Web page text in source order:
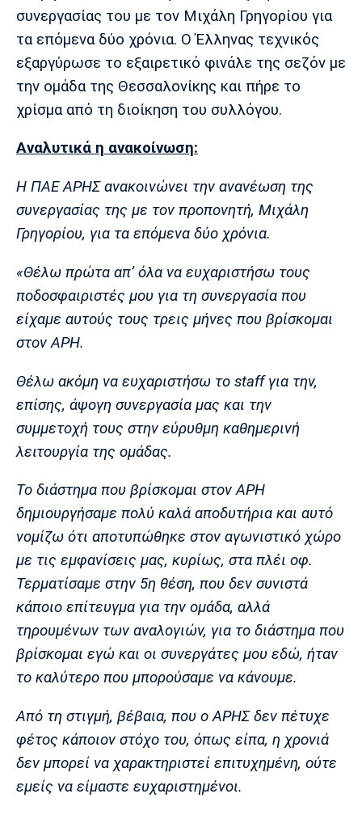
Πολιτισμός
Τραγούδια
Cine Spot
Running
Παρασκήνιο
Πρόγραμμα TV
Ιωνικός Κηφισιά Πανσερραϊκός
Μπαρτσελόνα
Μαδρίτης
Ατλέτικο
Μαδρίτης
Μάντσεστερ
Γιουνάιτεντ
Τσέλσι Άρσεναλ
Σίτι
Ίντερ
Μπορούσια
Ντόρτμουντ
Παρί Σεν
Ζερμέν
Μαρσέιγ
Μονακό
Ερυθρός
Αστέρας
Τότεναμ
Πόρτο Μπενφίκα
συνεργασίας του με τον Μιχάλη Γρηγορίου για
τα επόμενα δύο χρόνια. Ο Έλληνας τεχνικός
εξαργύρωσε το εξαιρετικό φινάλε της σεζόν με
την ομάδα της Θεσσαλονίκης και πήρε το
χρίσμα από τη διοίκηση του συλλόγου.
Αναλυτικά η ανακοίνωση:
Η ΠΑΕ ΑΡΗΣ ανακοινώνει την ανανέωση της
συνεργασίας της με τον προπονητή, Μιχάλη
Γρηγορίου, για τα επόμενα δύο χρόνια.
«Θέλω πρώτα απ’ όλα να ευχαριστήσω τους
ποδοσφαιριστές μου για τη συνεργασία που
είχαμε αυτούς τους τρεις μήνες που βρίσκομαι
στον ΑΡΗ.
Θέλω ακόμη να ευχαριστήσω το staff για την,
επίσης, άψογη συνεργασία μας και την
συμμετοχή τους στην εύρυθμη καθημερινή
λειτουργία της ομάδας.
Το διάστημα που βρίσκομαι στον ΑΡΗ
δημιουργήσαμε πολύ καλά αποδυτήρια και αυτό
νομίζω ότι αποτυπώθηκε στον αγωνιστικό χώρο
με τις εμφανίσεις μας, κυρίως, στα πλέι οφ.
Τερματίσαμε στην 5η θέση, που δεν συνιστά
κάποιο επίτευγμα για την ομάδα, αλλά
τηρουμένων των αναλογιών, για το διάστημα που
βρίσκομαι εγώ και οι συνεργάτες μου εδώ, ήταν
το καλύτερο που μπορούσαμε να κάνουμε.
Από τη στιγμή, βέβαια, που ο ΑΡΗΣ δεν πέτυχε
φέτος κάποιον στόχο του, όπως είπα, η χρονιά
δεν μπορεί να χαρακτηριστεί επιτυχημένη, ούτε
εμείς να είμαστε ευχαριστημένοι.